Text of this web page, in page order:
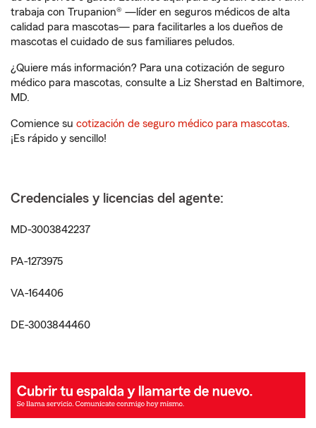
trabaja con Trupanion® —líder en seguros médicos de alta
calidad para mascotas— para facilitarles a los dueños de
mascotas el cuidado de sus familiares peludos.
¿Quiere más información? Para una cotización de seguro
médico para mascotas, consulte a Liz Sherstad en Baltimore,
MD.
Comience su cotización de seguro médico para mascotas.
¡Es rápido y sencillo!
Credenciales y licencias del agente:
MD-3003842237
PA-1273975
VA-164406
DE-3003844460